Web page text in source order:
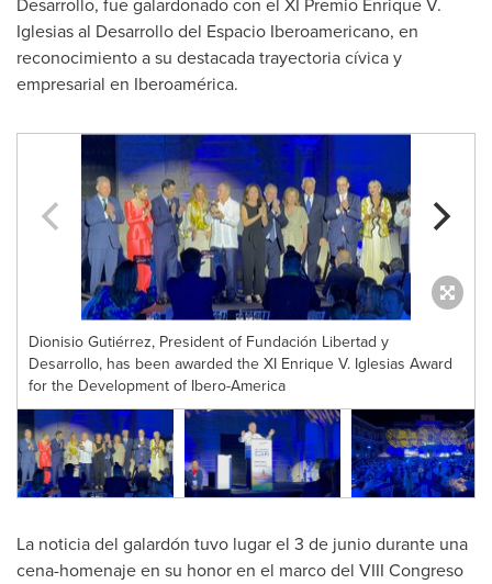
Iglesias al Desarrollo del Espacio Iberoamericano, en
reconocimiento a su destacada trayectoria cívica y
empresarial en Iberoamérica.
Dionisio Gutiérrez, President of Fundación Libertad y
Desarrollo, has been awarded the XI Enrique V. Iglesias Award
for the Development of Ibero-America
La noticia del galardón tuvo lugar el 3 de junio durante una
cena-homenaje en su honor en el marco del VIII Congreso